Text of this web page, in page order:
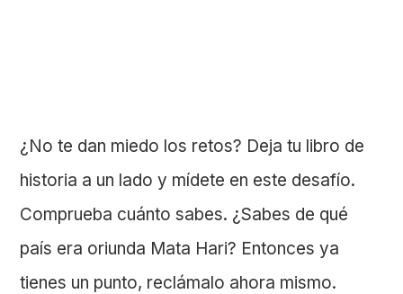
¿No te dan miedo los retos? Deja tu libro de
historia a un lado y mídete en este desafío.
Comprueba cuánto sabes. ¿Sabes de qué
país era oriunda Mata Hari? Entonces ya
tienes un punto, reclámalo ahora mismo.